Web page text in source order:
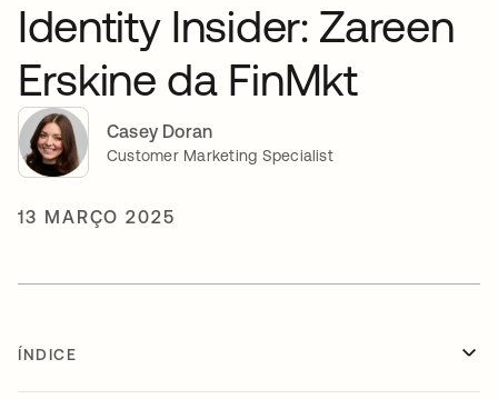
Identity Insider: Zareen
Erskine da FinMkt
Casey Doran
Customer Marketing Specialist
13 MARÇO 2025
ÍNDICE